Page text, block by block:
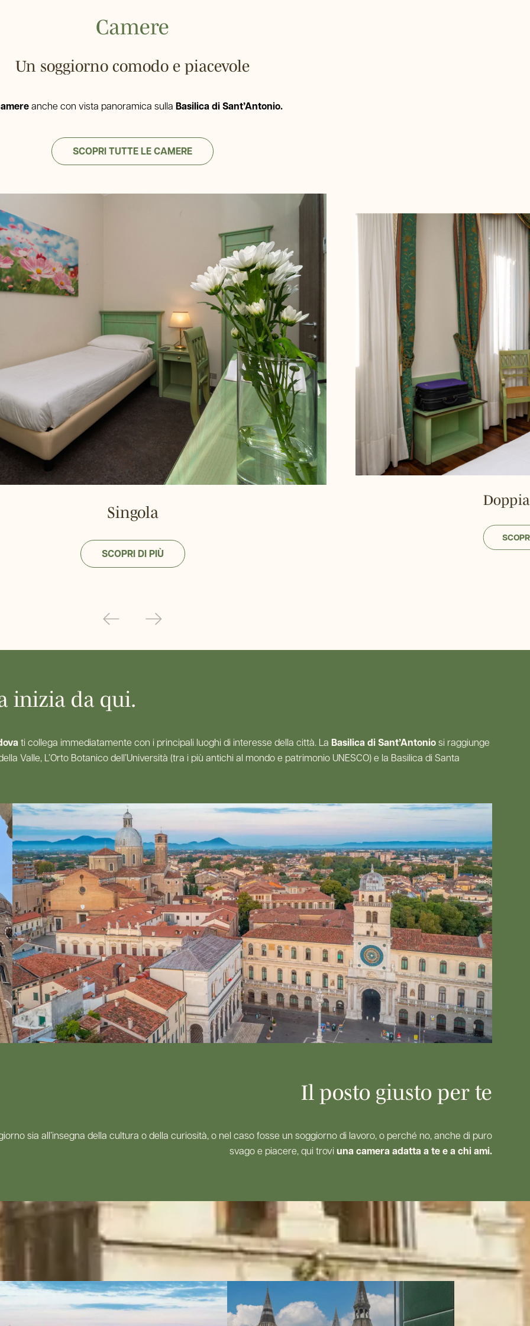
Camere
Un soggiorno comodo e piacevole
anche con vista panoramica sulla Basilica di Sant’Antonio.
SCOPRI TUTTE LE CAMERE
Doppia Classic
SCOPRI DI PIÙ
Doppia
inizia da qui.
ti collega immediatamente con i principali luoghi di interesse della città. La Basilica di Sant’Antoniosi raggiunge
Valle, L’Orto Botanico dell’Università (tra i più antichi al mondo e patrimonio UNESCO) e la Basilica di Santa
Il posto giusto per te
sia all’insegna della cultura o della curiosità, o nel caso fosse un soggiorno di lavoro, o perché no, anche di puro
svago e piacere, qui trovi una camera adatta a te e a chi ami.